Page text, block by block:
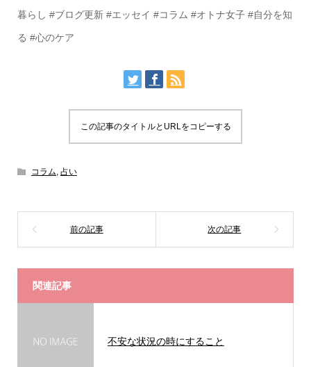
暮らし #ブログ更新 #エッセイ #コラム #オトナ女子 #自分を知
る #心のケア
この記事のタイトルとURLをコピーする
コラム 占い
関連記事
不安な状況の時にすること